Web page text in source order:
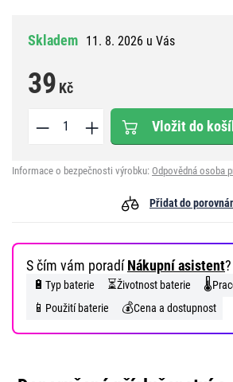
Skladem 11. 8. 2026 u Vás
39 Kč
Vložit do
Informace o bezpečnosti výrobku: Odpovědná osoba
Přidat do
S čím vám poradíNákupní asistent?
🔋 Typ baterie ⏳Životnost baterie 🌡️
📱 Použití baterie 💰Cena a dostupnost